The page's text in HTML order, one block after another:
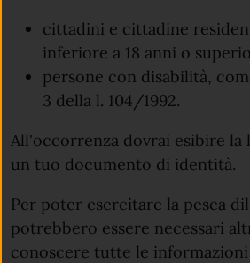
cittadini e cittadine
inferiore a 18 anni o
persone con disabilità,
3 della l. 104/1992.
All'occorrenza dovrai esibire la
un tuo documento di identità.
Per poter esercitare la pesca
potrebbero essere necessari
conoscere tutte le